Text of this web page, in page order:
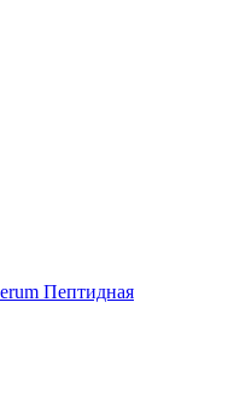
Пептидная